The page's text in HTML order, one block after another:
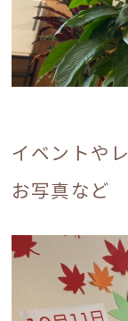
イベントや
お写真など
電
受